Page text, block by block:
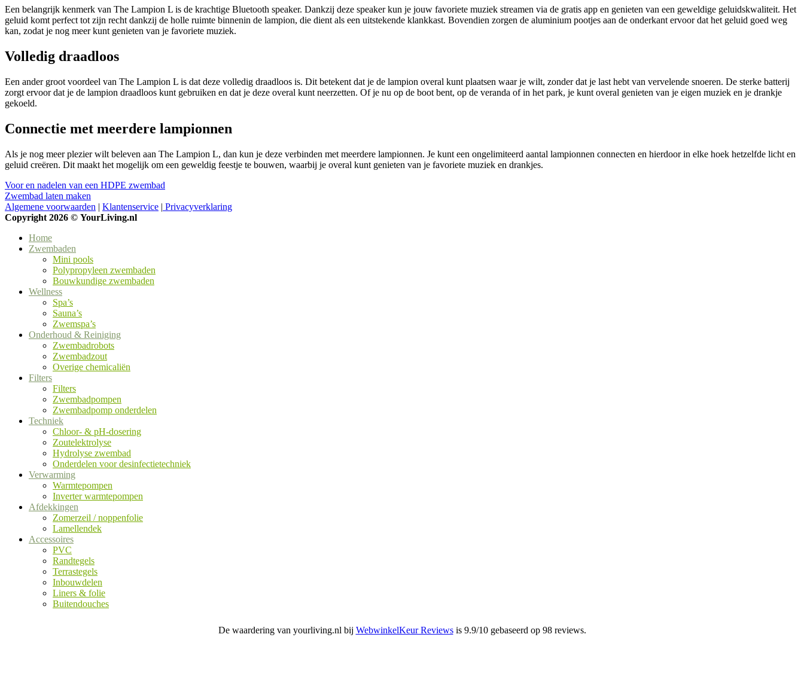
Een belangrijk kenmerk van The Lampion L is de krachtige Bluetooth speaker. Dankzij deze speaker kun je jouw favoriete muziek streamen via de gratis app en genieten van een geweldige geluidskwaliteit. Het
geluid komt perfect tot zijn recht dankzij de holle ruimte binnenin de lampion, die dient als een uitstekende klankkast. Bovendien zorgen de aluminium pootjes aan de onderkant ervoor dat het geluid goed weg
kan, zodat je nog meer kunt genieten van je favoriete muziek.
Volledig draadloos
Een ander groot voordeel van The Lampion L is dat deze volledig draadloos is. Dit betekent dat je de lampion overal kunt plaatsen waar je wilt, zonder dat je last hebt van vervelende snoeren. De sterke batterij
zorgt ervoor dat je de lampion draadloos kunt gebruiken en dat je deze overal kunt neerzetten. Of je nu op de boot bent, op de veranda of in het park, je kunt overal genieten van je eigen muziek en je drankje
gekoeld.
Connectie met meerdere lampionnen
Als je nog meer plezier wilt beleven aan The Lampion L, dan kun je deze verbinden met meerdere lampionnen. Je kunt een ongelimiteerd aantal lampionnen connecten en hierdoor in elke hoek hetzelfde licht en
geluid creëren. Dit maakt het mogelijk om een geweldig feestje te bouwen, waarbij je overal kunt genieten van je favoriete muziek en drankjes.
Voor en nadelen van een HDPE zwembad
Zwembad laten maken
Algemene voorwaarden | Klantenservice | Privacyverklaring
Copyright 2026 © YourLiving.nl
Home
Zwembaden
Mini pools
Polypropyleen zwembaden
Bouwkundige zwembaden
Wellness
Spa’s
Sauna’s
Zwemspa’s
Onderhoud & Reiniging
Zwembadrobots
Zwembadzout
Overige chemicaliën
Filters
Filters
Zwembadpompen
Zwembadpomp onderdelen
Techniek
Chloor- & pH-dosering
Zoutelektrolyse
Hydrolyse zwembad
Onderdelen voor desinfectietechniek
Verwarming
Warmtepompen
Inverter warmtepompen
Afdekkingen
Zomerzeil / noppenfolie
Lamellendek
Accessoires
PVC
Randtegels
Terrastegels
Inbouwdelen
Liners & folie
Buitendouches
De waardering van yourliving.nl bij WebwinkelKeur Reviewsis 9.9/10 gebaseerd op 98 reviews.